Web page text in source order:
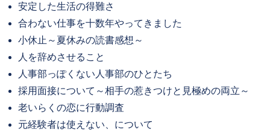
安定した生活の得難さ
合わない仕事を十数年やってきました
小休止～夏休みの読書感想～
人を辞めさせること
人事部っぽくない人事部のひとたち
採用面接について～相手の惹きつけと見極めの両立～
老いらくの恋に行動調査
元経験者は使えない、について